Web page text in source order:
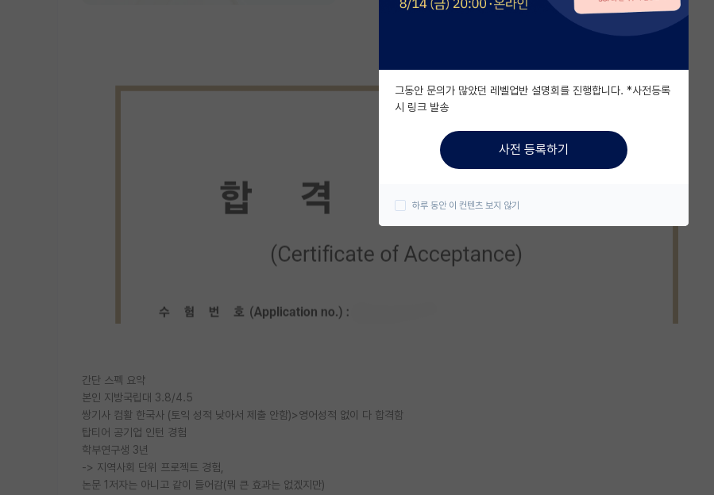
간단 스펙 요약
본인 지방국립대 3.8/4.5
쌍기사 컴활 한국사 (토익 성적 낮아서 제출 안함)>영어성적 없이 다 합격함
탑티어 공기업 인턴 경험
학부연구생 3년
-> 지역사회 단위 프로젝트 경험,
논문 1저자는 아니고 같이 들어감(뭐 큰 효과는 없겠지만)
그동안 문의가 많았던 레벨업반 설명회를 진행합니다. *사전등록
시 링크 발송
사전 등록하기
하루 동안 이 컨텐츠 보지 않기